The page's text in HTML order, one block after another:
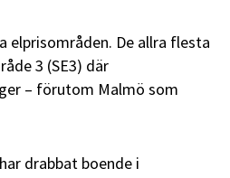
elprisområden. De allra flesta
3 (SE3) där
– förutom Malmö som
drabbat boende i